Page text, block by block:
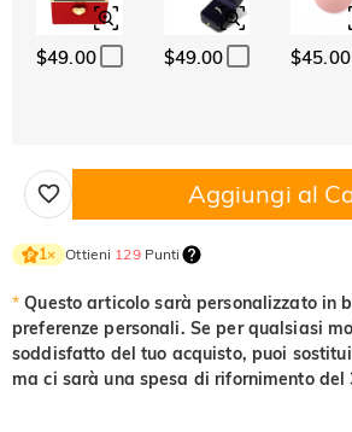
$49.00 $49.00 $45.00
Aggiungi al
1× Ottieni 129Punti
* Questo articolo sarà personalizzato in
preferenze personali. Se per qualsiasi
soddisfatto del tuo acquisto, puoi
ma ci sarà una spesa di rifornimento del